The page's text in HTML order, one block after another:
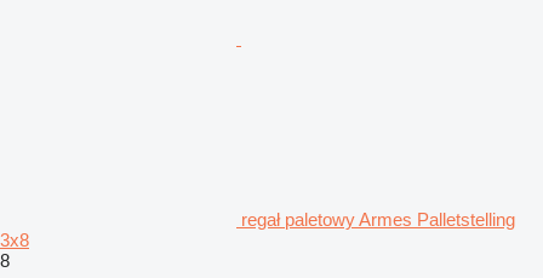
regał paletowy Armes Palletstelling
3x8
8